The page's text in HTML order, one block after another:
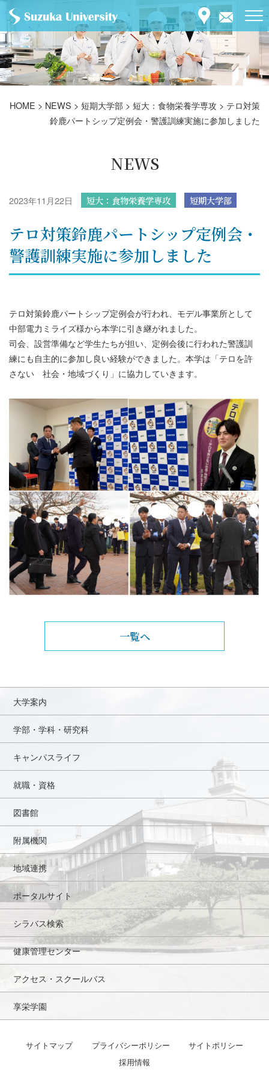
HOME > NEWS > 短期大学部 > 短大：食物栄養学専攻 > テロ対策
鈴鹿パートシップ定例会・警護訓練実施に参加しました
NEWS
2023年11月22日 短大：食物栄養学専攻 短期大学部
テロ対策鈴鹿パートシップ定例会・
警護訓練実施に参加しました
テロ対策鈴鹿パートシップ定例会が行われ、モデル事業所として
中部電力ミライズ様から本学に引き継がれました。
司会、設営準備など学生たちが担い、定例会後に行われた警護訓
練にも自主的に参加し良い経験ができました。本学は「テロを許
さない 社会・地域づくり」に協力していきます。
一覧へ
大学案内
学部・学科・研究科
キャンパスライフ
就職・資格
図書館
附属機関
地域連携
ポータルサイト
シラバス検索
健康管理センター
アクセス・スクールバス
享栄学園
サイトマップ プライバシーポリシー
サイトポリシー
採用情報